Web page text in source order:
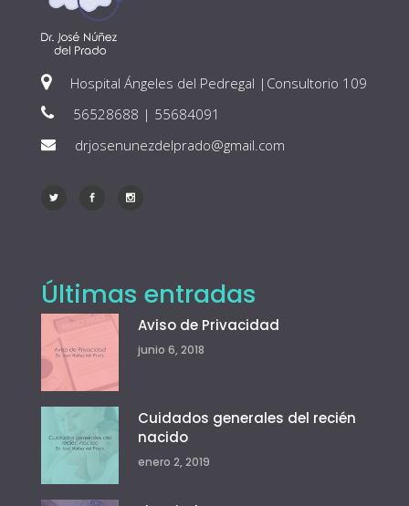
Hospital Ángeles del Pedregal |Consultorio 109
56528688 | 55684091
drjosenunezdelprado@gmail.com
Últimas entradas
Aviso de Privacidad
junio 6, 2018
Cuidados generales del recién
nacido
enero 2, 2019